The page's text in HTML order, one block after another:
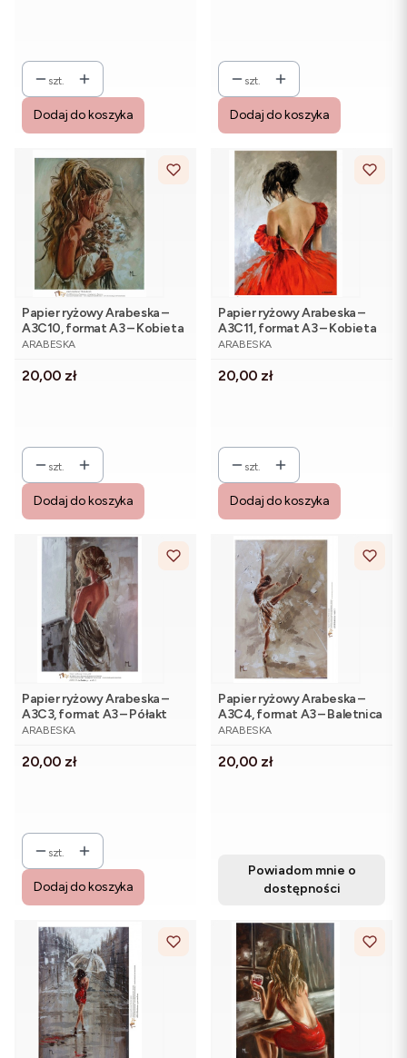
szt.
Dodaj do koszyka
szt.
Dodaj do koszyka
Papier ryżowy Arabeska –
A3C10, format A3 – Kobieta
z kwiatami wzór 3
PRODUCENT
ARABESKA
Cena
20,00 zł
szt.
Dodaj do koszyka
Papier ryżowy Arabeska –
A3C11, format A3 – Kobieta
w czerwonej sukni
PRODUCENT
ARABESKA
Cena
20,00 zł
szt.
Dodaj do koszyka
Papier ryżowy Arabeska –
A3C3, format A3 – Półakt
kobiecy wzór 1
PRODUCENT
ARABESKA
Cena
20,00 zł
szt.
Dodaj do koszyka
Papier ryżowy Arabeska –
A3C4, format A3 – Baletnica
– wzór 1
PRODUCENT
ARABESKA
Cena
20,00 zł
Powiadom mnie o
dostępności